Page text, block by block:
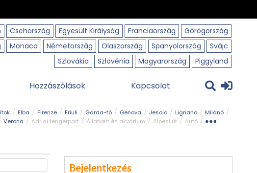
Csehország Egyesült Királyság Franciaország
Görögország
Monaco Németország Olaszország Spanyolország
Svájc
Szlovákia
Szlovénia Magyarország Piggyland
Hozzászólások Kapcsolat
Elba Firenze Friuli Garda-tó Genova Jesolo Lignano
Milánó
Verona Adriai tengerpart Állatkert és akvárium Alpesi út
Autó
Bejelentkezés